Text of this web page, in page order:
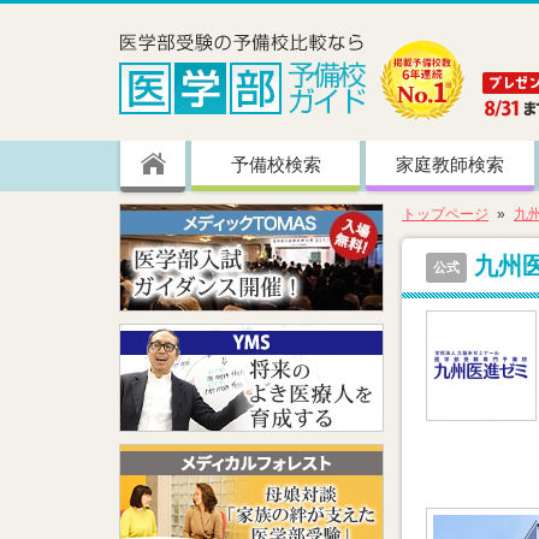
予備校検索 家庭教師検索
トップページ 九
公式 九州